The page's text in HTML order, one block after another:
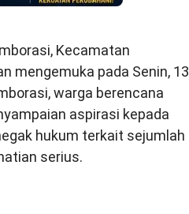
Kecamatan
mengemuka pada Senin, 13
warga berencana
aspirasi kepada
hukum terkait sejumlah
serius.